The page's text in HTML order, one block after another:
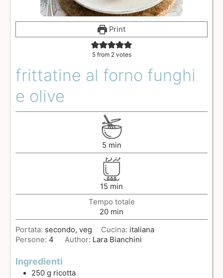
Print
5from 2votes
frittatine al forno funghi
e olive
5 min
15 min
Tempo totale
20 min
Portata: secondo, veg Cucina: italiana
Persone: 4 Author: Lara Bianchini
Ingredienti
250 g ricotta